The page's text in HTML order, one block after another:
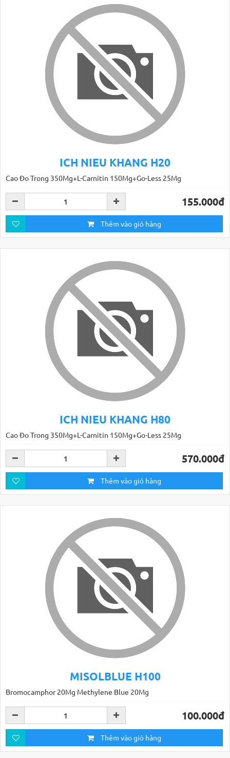
ICH NIEU KHANG H20
Cao Ðo Trong 350Mg+L-Carnitin 150Mg+Go-Less 25Mg
155.000đ
Thêm vào giỏ hàng
ICH NIEU KHANG H80
Cao Ðo Trong 350Mg+L-Carnitin 150Mg+Go-Less 25Mg
570.000đ
Thêm vào giỏ hàng
MISOLBLUE H100
Bromocamphor 20Mg Methylene Blue 20Mg
100.000đ
Thêm vào giỏ hàng